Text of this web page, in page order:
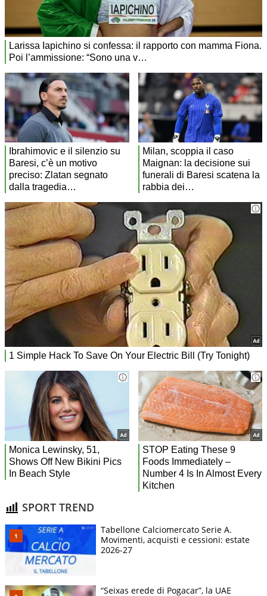
SPORT TREND
Tabellone Calciomercato Serie A.
Movimenti, acquisti e cessioni: estate
2026-27
“Seixas erede di Pogacar”, la UAE